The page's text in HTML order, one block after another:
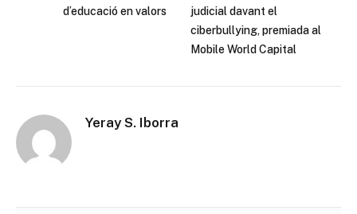
d’educació en valors
judicial davant el
ciberbullying, premiada al
Mobile World Capital
Yeray S. Iborra